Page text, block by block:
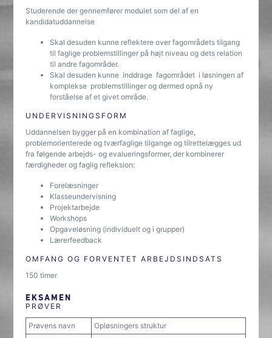
Studerende der gennemfører modulet som del af en
kandidatuddannelse
Skal desuden kunne reflektere over fagområdets tilgang
til faglige problemstillinger på højt niveau og dets relation
til andre fagområder.
Skal desuden kunne inddrage fagområdet i løsningen af
komplekse problemstillinger og dermed opnå ny
forståelse af et givet område.
UNDERVISNINGSFORM
Uddannelsen bygger på en kombination af faglige,
problemorienterede og tværfaglige tilgange og tilrettelægges ud
fra følgende arbejds- og evalueringsformer, der kombinerer
færdigheder og faglig refleksion:
Forelæsninger
Klasseundervisning
Projektarbejde
Workshops
Opgaveløsning (individuelt og i grupper)
Lærerfeedback
OMFANG OG FORVENTET ARBEJDSINDSATS
150 timer
EKSAMEN
PRØVER
Prøvens navn
Opløsningers struktur